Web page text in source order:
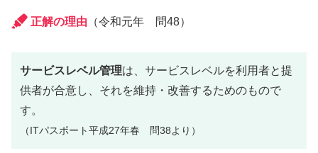
正解の理由 （令和元年 問48）
サービスレベル管理は、サービスレベルを利用者と提
供者が合意し、それを維持・改善するためのもので
す。
（ITパスポート平成27年春 問38より）